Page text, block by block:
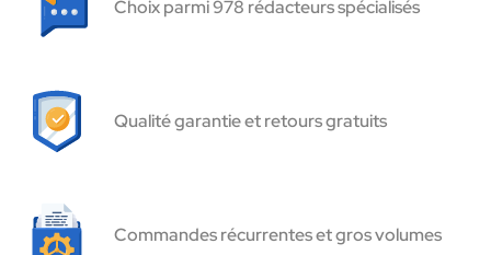
Choix parmi 978 rédacteurs spécialisés
Qualité garantie et retours gratuits
Commandes récurrentes et gros volumes